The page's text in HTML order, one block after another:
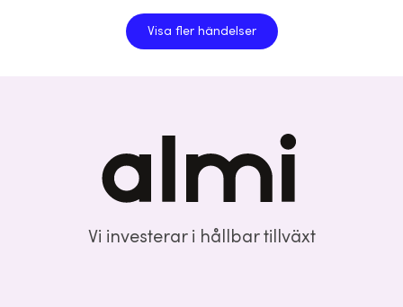
Visa fler händelser
Vi investerar i hållbar tillväxt